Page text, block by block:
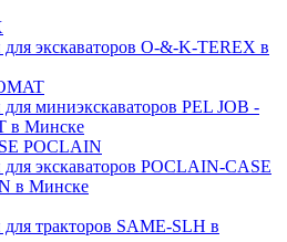
для экскаваторов O-&-K-TEREX в
для миниэкскаваторов PEL JOB -
в Минске
POCLAIN
для экскаваторов POCLAIN-CASE
в Минске
для тракторов SAME-SLH в